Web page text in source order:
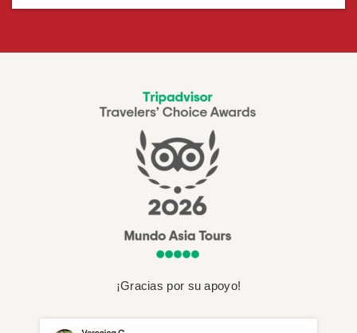
¡Gracias por su apoyo!